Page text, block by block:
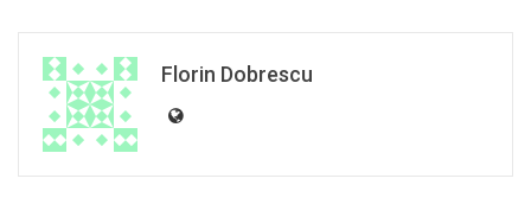
Florin Dobrescu